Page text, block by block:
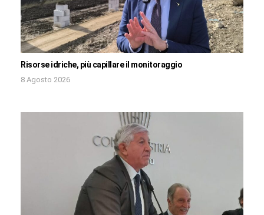
Risorse idriche, più capillare il monitoraggio
8 Agosto 2026